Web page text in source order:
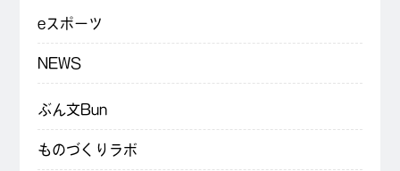
eスポーツ
NEWS
ぶん文Bun
ものづくりラボ